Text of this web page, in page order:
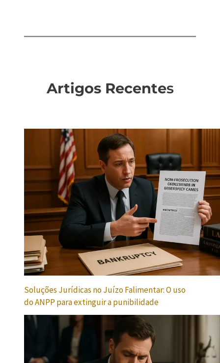
Artigos Recentes
Soluções Jurídicas no Juízo Falimentar: O uso
do ANPP para extinguir a punibilidade